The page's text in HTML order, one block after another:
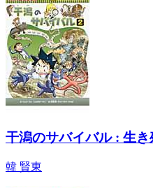
干潟のサバイバル : 生き
韓 賢東